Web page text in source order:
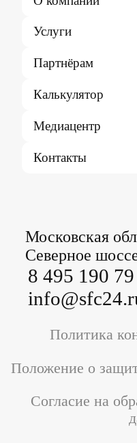
Услуги
Партнёрам
Калькулятор
Медиацентр
Контакты
8 495 190 79
Московская
Северное
Политика
Положение о
Согласие на